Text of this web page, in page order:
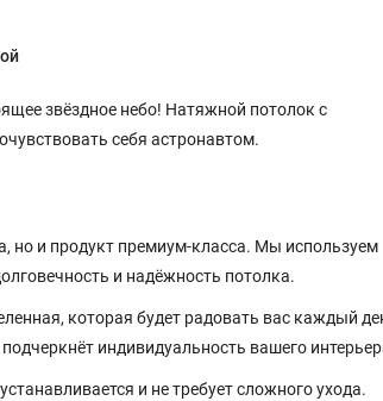
звёздное небо! Натяжной потолок с
себя астронавтом.
но и продукт премиум-класса. Мы используем
и надёжность потолка.
которая будет радовать вас каждый
индивидуальность вашего
и не требует сложного ухода.